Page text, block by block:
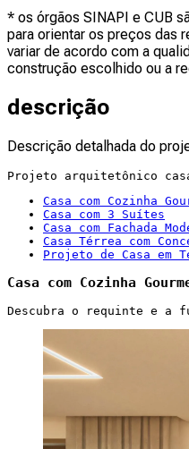
* os órgãos SINAPI e CUB
para orientar os preços das
variar de acordo com a
construção escolhido ou a
descrição
Descrição detalhada do
Projeto arquitetônico
Casa com Cozinha
Casa com 3 Suítes
Casa com Fachada
Casa Térrea com
Projeto de Casa em
Casa com Cozinha
Descubra o requinte e a